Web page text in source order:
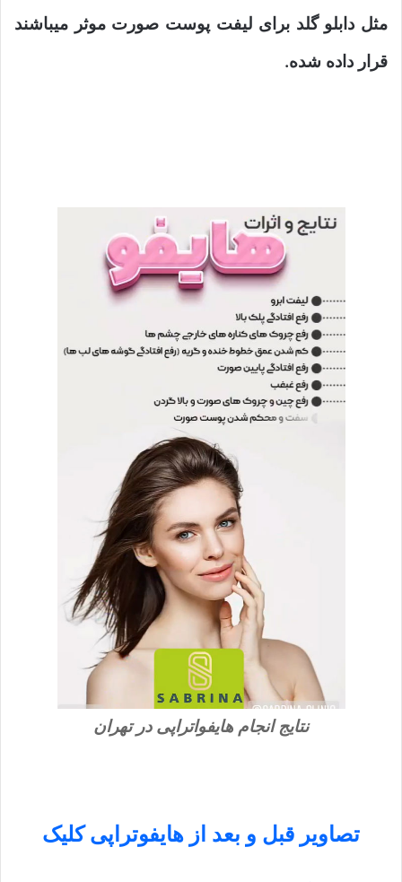
مثل دابلو گلد برای لیفت پوست صورت موثر میباشند
قرار داده شده.
نتایج انجام هایفواتراپی در تهران
تصاویر قبل و بعد از هایفوتراپی کلیک